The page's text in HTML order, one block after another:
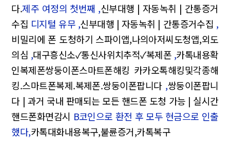
다.제주 여정의 첫번째 ,신부대행 | 자동녹취 | 간통증거
수집 디지털 유무 ,신부대행 | 자동녹취 | 간통증거수집 ,
비밀리에 폰 도청하기 스파이앱,나의아저씨도청앱,외도
의심 ,대구흥신소✓통신사위치추적✓복제폰 ,카톡내용확
인복제폰쌍둥이폰스마트폰해킹 카카오톡해킹및각종해
킹.스마트폰복제.복제폰.쌍둥이폰팝니다,쌍둥이폰팝니
다 | 과거 국내 판매되는 모든 핸드폰 도청 가능 | 실시간
핸드폰화면감시 B코인으로 환전 후 모두 현금으로 인출
했다,카톡대화내용복구,불륜증거,카톡복구